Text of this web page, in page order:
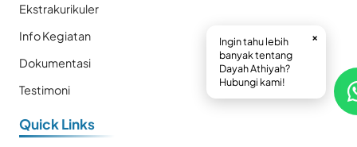
Ekstrakurikuler
Info Kegiatan
Dokumentasi
Testimoni
Quick Links
Ingin tahu lebih
banyak tentang
Dayah Athiyah?
Hubungi kami!
×